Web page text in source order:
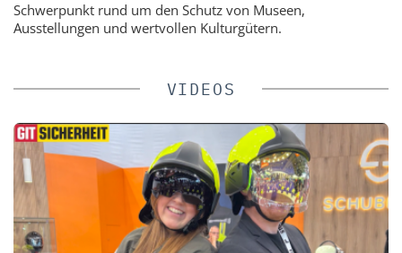
Schwerpunkt rund um den Schutz von Museen,
Ausstellungen und wertvollen Kulturgütern.
VIDEOS